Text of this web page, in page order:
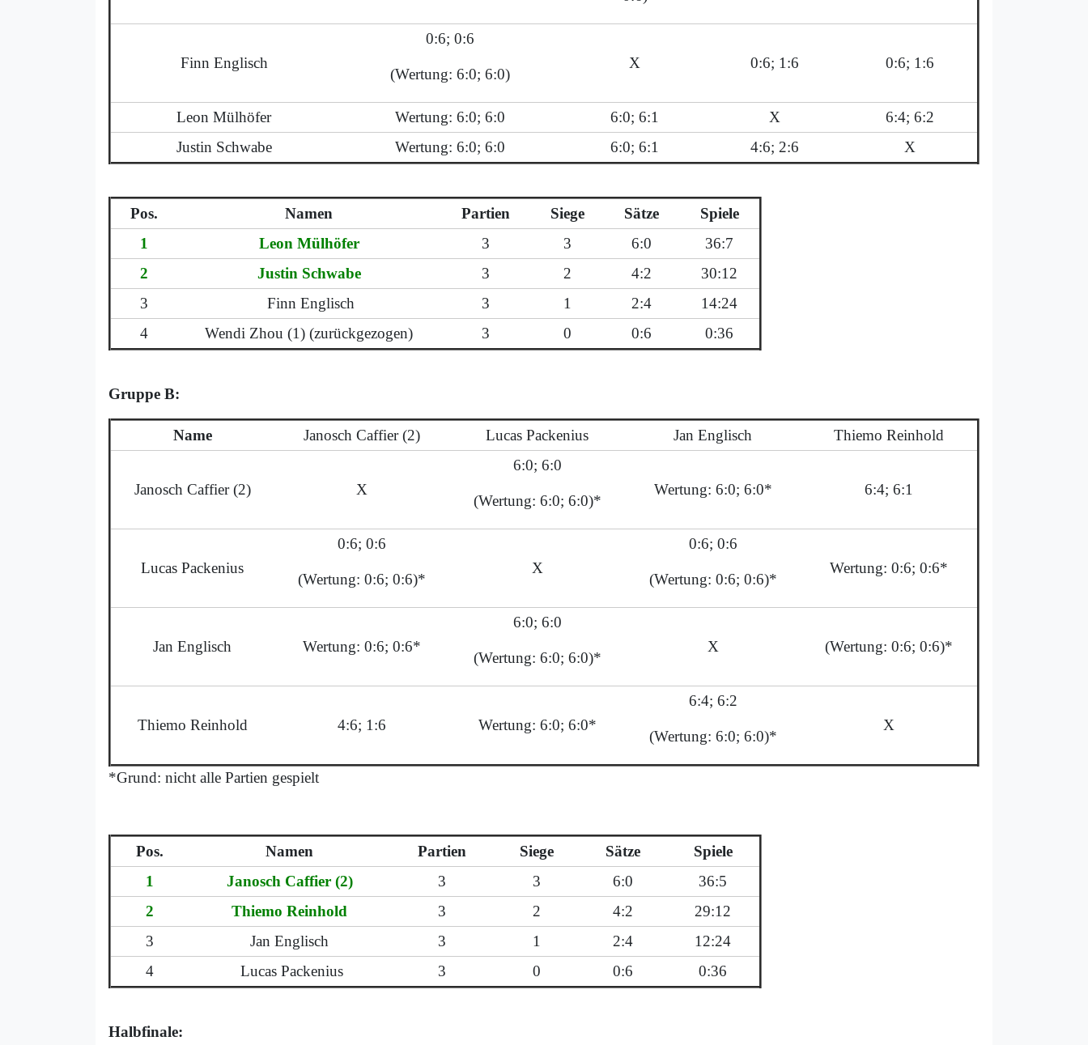
Finn Englisch
0:6; 0:6
(Wertung: 6:0; 6:0)
X 0:6; 1:6 0:6; 1:6
Leon Mülhöfer Wertung: 6:0; 6:0 6:0; 6:1 X
6:4; 6:2
Justin Schwabe
Wertung: 6:0; 6:0 6:0; 6:1 4:6; 2:6 X
Pos. Namen Partien Siege Sätze
Spiele
1
Leon Mülhöfer 3 3 6:0
36:7
2
Justin Schwabe 3 2 4:2
30:12
3
Finn Englisch 3 1 2:4
14:24
4
Wendi Zhou (1) (zurückgezogen) 3 0 0:6 0:36
Gruppe B:
Name Janosch Caffier (2) Lucas Packenius Jan Englisch Thiemo Reinhold
Janosch Caffier (2) X
6:0; 6:0
(Wertung: 6:0; 6:0)*
Wertung: 6:0; 6:0* 6:4; 6:1
Lucas Packenius
0:6; 0:6
(Wertung: 0:6; 0:6)*
X
0:6; 0:6
(Wertung: 0:6; 0:6)*
Wertung: 0:6; 0:6*
Jan Englisch Wertung: 0:6; 0:6*
6:0; 6:0
(Wertung: 6:0; 6:0)*
X (Wertung: 0:6; 0:6)*
Thiemo Reinhold 4:6; 1:6 Wertung: 6:0; 6:0*
6:4; 6:2
(Wertung: 6:0; 6:0)*
X
*Grund: nicht alle Partien gespielt
Pos. Namen Partien Siege Sätze
Spiele
1
Janosch Caffier (2) 3 3 6:0
36:5
2
Thiemo Reinhold 3 2 4:2
29:12
3
Jan Englisch 3 1 2:4
12:24
4
Lucas Packenius 3 0 0:6 0:36
Halbfinale: